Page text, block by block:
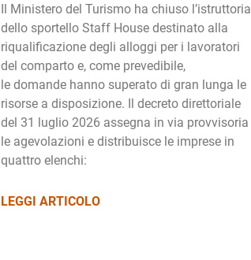
Il Ministero del Turismo ha chiuso l’istruttoria
dello sportello Staff House destinato alla
riqualificazione degli alloggi per i lavoratori
del comparto e, come prevedibile,
le domande hanno superato di gran lunga le
risorse a disposizione. Il decreto direttoriale
del 31 luglio 2026 assegna in via provvisoria
le agevolazioni e distribuisce le imprese in
quattro elenchi:
LEGGI ARTICOLO